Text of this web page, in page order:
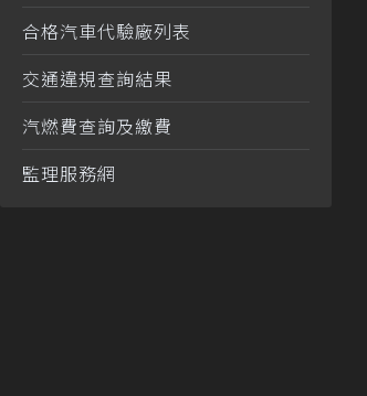
合格汽車代驗廠列表
交通違規查詢結果
汽燃費查詢及繳費
監理服務網